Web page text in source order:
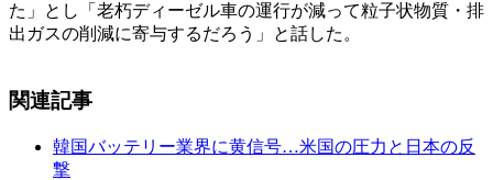
た」とし「老朽ディーゼル車の運行が減って粒子状物質・排
出ガスの削減に寄与するだろう」と話した。
関連記事
韓国バッテリー業界に黄信号…米国の圧力と日本の反
撃